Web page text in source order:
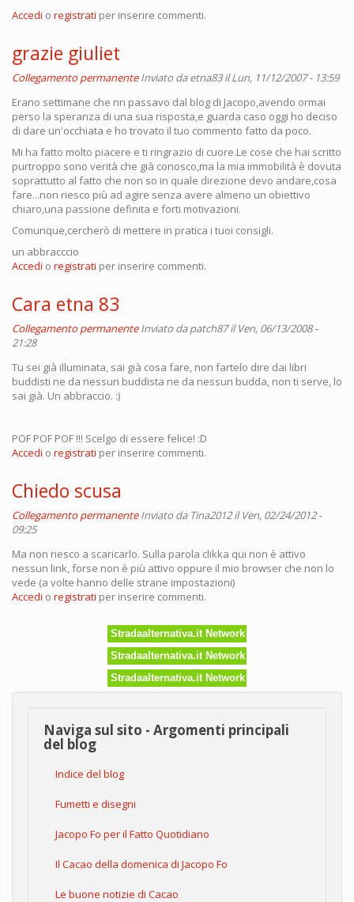
Accedi o registrati per inserire commenti.
grazie giuliet
Collegamento permanente Inviato daetna83il Lun, 11/12/2007 - 13:59
Erano settimane che nn passavo dal blog di Jacopo,avendo ormai
perso la speranza di una sua risposta,e guarda caso oggi ho deciso
di dare un'occhiata e ho trovato il tuo commento fatto da poco.
Mi ha fatto molto piacere e ti ringrazio di cuore.Le cose che hai scritto
purtroppo sono verità che già conosco,ma la mia immobilità è dovuta
soprattutto al fatto che non so in quale direzione devo andare,cosa
fare...non riesco più ad agire senza avere almeno un obiettivo
chiaro,una passione definita e forti motivazioni.
Comunque,cercherò di mettere in pratica i tuoi consigli.
un abbracccio
Accedi o registrati per inserire commenti.
Cara etna 83
Collegamento permanente Inviato dapatch87il Ven, 06/13/2008 -
21:28
Tu sei già illuminata, sai già cosa fare, non fartelo dire dai libri
buddisti ne da nessun buddista ne da nessun budda, non ti serve, lo
sai già. Un abbraccio. :)
POF POF POF !!! Scelgo di essere felice! :D
Accedi o registrati per inserire commenti.
Chiedo scusa
Collegamento permanente Inviato da Tina2012il Ven, 02/24/2012 -
09:25
Ma non riesco a scaricarlo. Sulla parola clikka qui non è attivo
nessun link, forse non è più attivo oppure il mio browser che non lo
vede (a volte hanno delle strane impostazioni)
Accedi o registrati per inserire commenti.
Stradaalternativa.it Network
Stradaalternativa.it Network
Stradaalternativa.it Network
Naviga sul sito - Argomenti principali
del blog
Indice del blog
Fumetti e disegni
Jacopo Fo per il Fatto Quotidiano
Il Cacao della domenica di Jacopo Fo
Le buone notizie di Cacao